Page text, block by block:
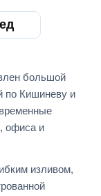
большой
по Кишиневу и
офиса и
изливом,